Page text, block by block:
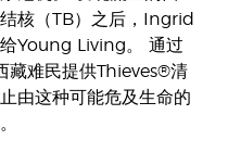
核（TB）之后，Ingrid
Young Living。 通过
藏难民提供Thieves®清
由这种可能危及生命的